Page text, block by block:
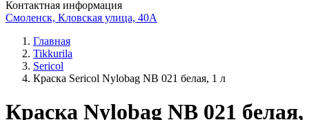
Контактная информация
Смоленск, Кловская улица, 40А
Главная
Tikkurila
Sericol
Краска Sericol Nylobag NB 021 белая, 1 л
Краска Nylobag NB 021 белая,